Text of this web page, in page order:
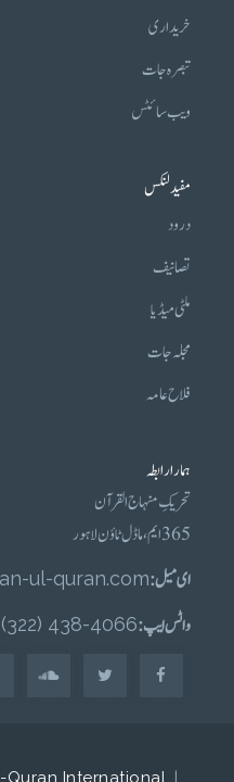
خریداری
تبصرہ جات
ویب سائٹس
مفید لنکس
درود
تصانیف
ملٹی میڈیا
مجلہ جات
فلاح عامہ
ہمارا رابطہ
تحریکِ منہاج القرآن
365 ایم، ماڈل ٹاؤن لاہور
ای میل :ul-quran.com
واٹس ایپ :4066-438 (322) 92+
International. |